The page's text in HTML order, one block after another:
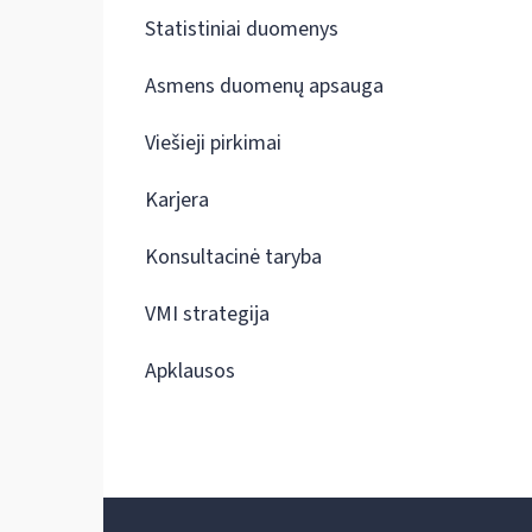
Statistiniai duomenys
Asmens duomenų apsauga
Viešieji pirkimai
Karjera
Konsultacinė taryba
VMI strategija
Apklausos